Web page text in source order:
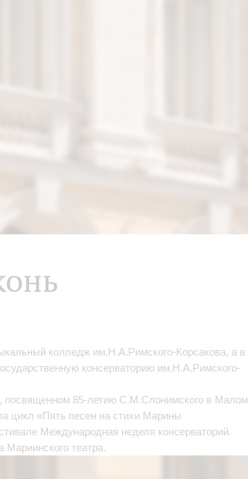
колледж им.Н.А.Римского-Корсакова, а в
консерваторию им.Н.А.Римского-
посвященном 85-летию С.М.Слонимского в Малом
цикл «Пять песен на стихи Марины
Международная неделя консерваторий.
Мариинского театра.